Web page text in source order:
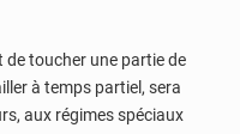
de toucher une partie de
à temps partiel, sera
aux régimes spéciaux